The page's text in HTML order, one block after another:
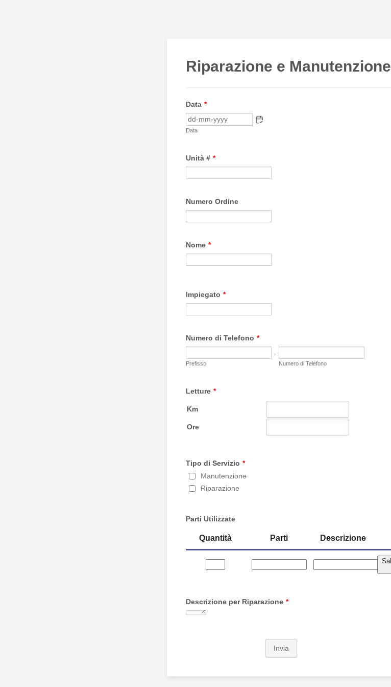
Riparazione e Manutenzione
Data *
Data
Unità # *
Numero Ordine
Nome *
Impiegato *
Numero di Telefono *
-
Prefisso Numero di Telefono
Letture *
Tipo di Servizio *
Manutenzione
Riparazione
Parti Utilizzate
Descrizione per Riparazione *
Invia